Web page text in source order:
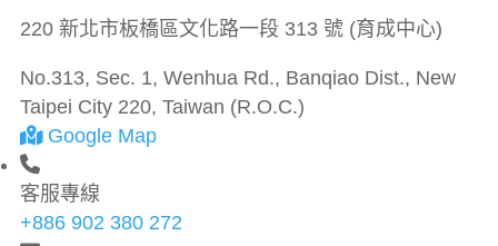
220 新北市板橋區文化路一段 313 號 (育成中心)
No.313, Sec. 1, Wenhua Rd., Banqiao Dist., New
Taipei City 220, Taiwan (R.O.C.)
Google Map
客服專線
+886 902 380 272